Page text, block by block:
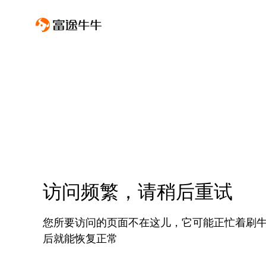
访问频繁，请稍后重试
您所要访问的页面不在这儿，它可能正忙着刷
后就能恢复正常